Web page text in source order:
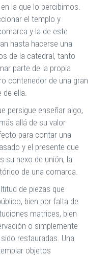
la que lo percibimos.
el templo y
y la de este
hasta hacerse una
de la catedral, tanto
parte de la propia
contenedor de una gran
ella.
persigue enseñar algo,
allá de su valor
para contar una
y el presente que
su nexo de unión, la
de una comarca.
de piezas que
bien por falta de
matrices, bien
o simplemente
restauradas. Una
objetos